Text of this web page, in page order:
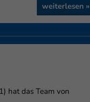
weiterlesen »
hat das Team von